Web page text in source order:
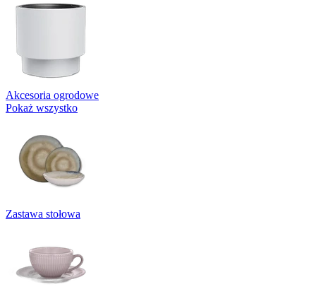
Akcesoria ogrodowe
Pokaż wszystko
Zastawa stołowa